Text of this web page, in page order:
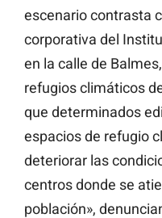
escenario contrasta
corporativa del
en la calle de
refugios climáticos
que determinados
espacios de refugio
deteriorar las
centros donde se
población»,